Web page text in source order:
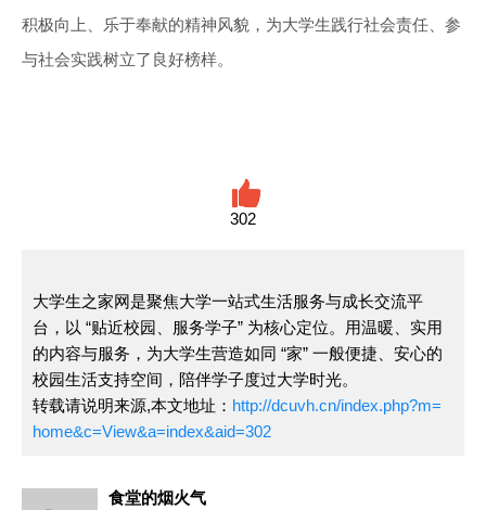
积极向上、乐于奉献的精神风貌，为大学生践行社会责任、参
与社会实践树立了良好榜样。
302
大学生之家网是聚焦大学一站式生活服务与成长交流平
台，以 “贴近校园、服务学子” 为核心定位。用温暖、实用
的内容与服务，为大学生营造如同 “家” 一般便捷、安心的
校园生活支持空间，陪伴学子度过大学时光。
转载请说明来源,本文地址： http://dcuvh.cn/index.php?m=
home&c=View&a=index&aid=302
食堂的烟火气